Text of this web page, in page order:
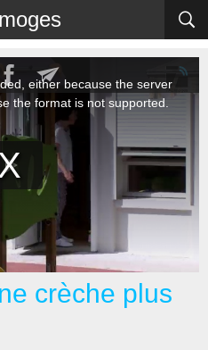
crèche plus